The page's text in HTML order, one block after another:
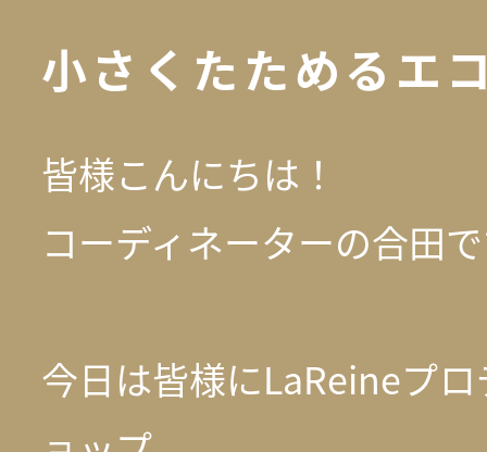
小さくたためるエ
皆様こんにちは！
コーディネーターの合田
今日は皆様にLaReineプ